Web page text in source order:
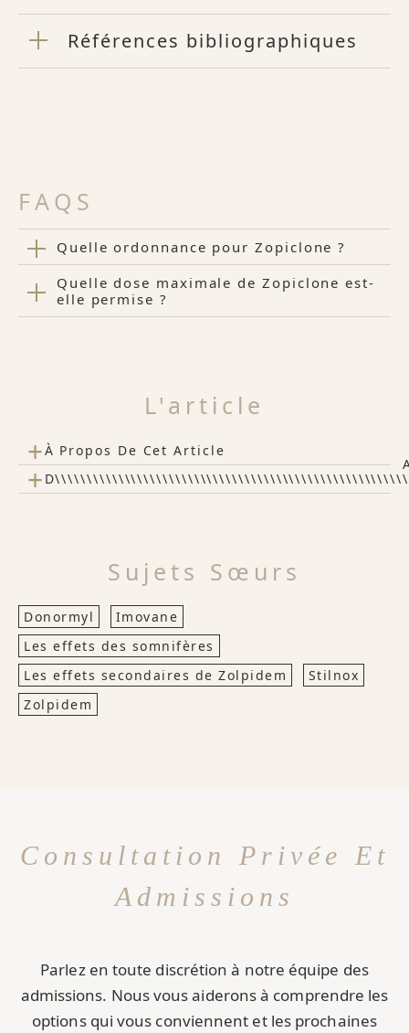
Références bibliographiques
FAQS
Quelle ordonnance pour Zopiclone ?
Quelle dose maximale de Zopiclone est-
elle permise ?
L'article
+À Propos De Cet Article
+
Sujets Sœurs
Donormyl
Imovane
Les effets des somnifères
Les effets secondaires de Zolpidem
Stilnox
Zolpidem
Consultation Privée Et
Admissions
Parlez en toute discrétion à notre équipe des
admissions. Nous vous aiderons à comprendre les
options qui vous conviennent et les prochaines